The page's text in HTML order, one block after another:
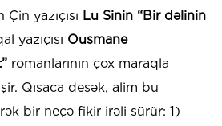
yazıçısı Lu Sinin “Bir dəlinin
yazıçısı Ousmane
romanlarının çox maraqla
Qısaca desək, alim bu
bir neçə fikir irəli sürür: 1)